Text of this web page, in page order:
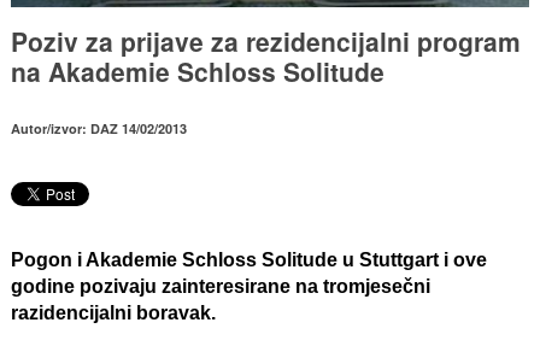
Poziv za prijave za rezidencijalni program
na Akademie Schloss Solitude
Autor/izvor: DAZ 14/02/2013
Pogon i Akademie Schloss Solitude u Stuttgart i ove
godine pozivaju zainteresirane na tromjesečni
razidencijalni boravak.